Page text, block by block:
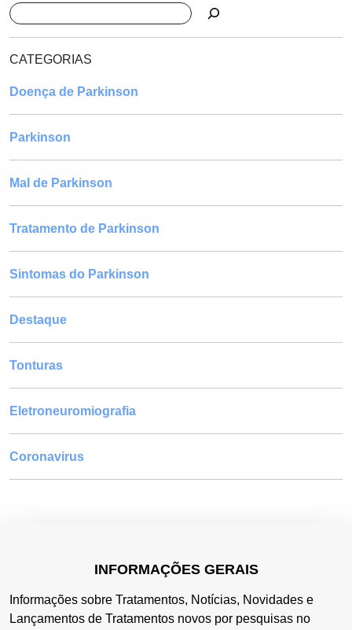
Pesquisar
CATEGORIAS
Doença de Parkinson
Parkinson
Mal de Parkinson
Tratamento de Parkinson
Sintomas do Parkinson
Destaque
Tonturas
Eletroneuromiografia
Coronavirus
INFORMAÇÕES GERAIS
Informações sobre Tratamentos, Notícias, Novidades e
Lançamentos de Tratamentos novos por pesquisas no